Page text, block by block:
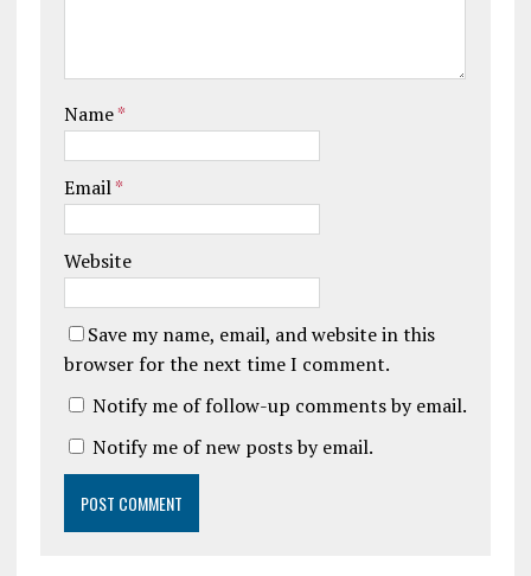
Name*
Email*
Website
Save my name, email, and website in this
browser for the next time I comment.
Notify me of follow-up comments by email.
Notify me of new posts by email.